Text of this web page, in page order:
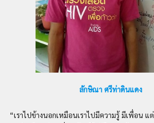
ลักษิณา ศรีท่าดินแดง
“เราไปข้างนอกเหมือนเราไปมีความรู้ มีเพื่อน แ